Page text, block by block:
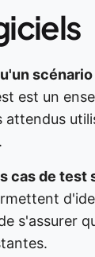
est un
attendus
cas de
s'assurer